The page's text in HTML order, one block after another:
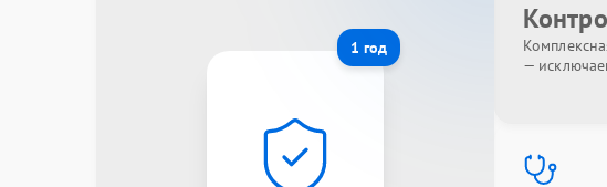
1 год
—